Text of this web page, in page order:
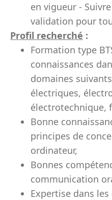
en vigueur -
validation pour
Profil recherché :
Formation type
connaissances
domaines
électriques,
électrotechnique,
Bonne
principes de
ordinateur,
Bonnes
communication
Expertise dans